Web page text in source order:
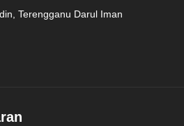
Terengganu Darul Iman